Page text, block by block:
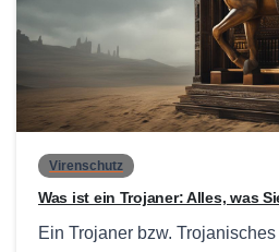
Virenschutz
Was ist ein Trojaner: Alles, was
Ein Trojaner bzw.